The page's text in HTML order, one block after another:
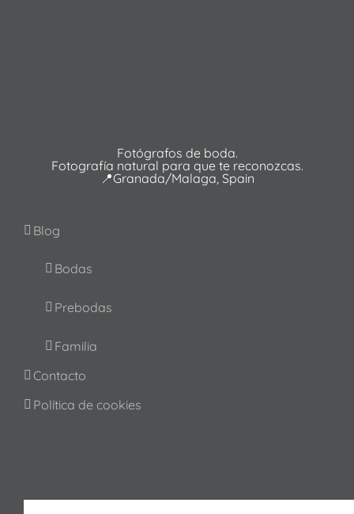
Fotógrafos de boda.
Fotografía natural para que te reconozcas.
📍Granada/Malaga, Spain
Blog
Bodas
Prebodas
Familia
Contacto
Política de cookies